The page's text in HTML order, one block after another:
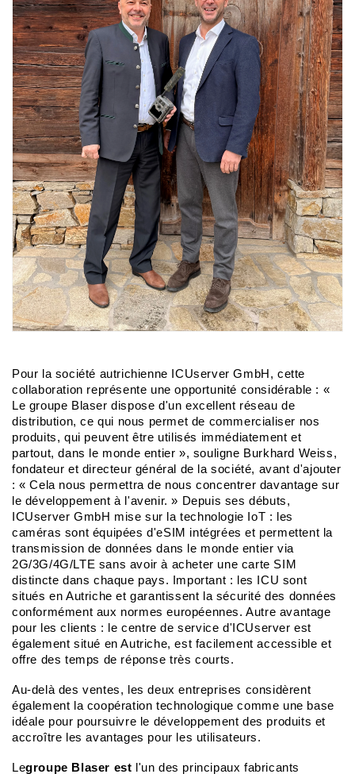
Pour la société autrichienne ICUserver GmbH, cette
collaboration représente une opportunité considérable : «
Le groupe Blaser dispose d'un excellent réseau de
distribution, ce qui nous permet de commercialiser nos
produits, qui peuvent être utilisés immédiatement et
partout, dans le monde entier », souligne Burkhard Weiss,
fondateur et directeur général de la société, avant d'ajouter
: « Cela nous permettra de nous concentrer davantage sur
le développement à l'avenir. » Depuis ses débuts,
ICUserver GmbH mise sur la technologie IoT : les
caméras sont équipées d'eSIM intégrées et permettent la
transmission de données dans le monde entier via
2G/3G/4G/LTE sans avoir à acheter une carte SIM
distincte dans chaque pays. Important : les ICU sont
situés en Autriche et garantissent la sécurité des données
conformément aux normes européennes. Autre avantage
pour les clients : le centre de service d'ICUserver est
également situé en Autriche, est facilement accessible et
offre des temps de réponse très courts.
Au-delà des ventes, les deux entreprises considèrent
également la coopération technologique comme une base
idéale pour poursuivre le développement des produits et
accroître les avantages pour les utilisateurs.
Legroupe Blaser est l'un des principaux fabricants